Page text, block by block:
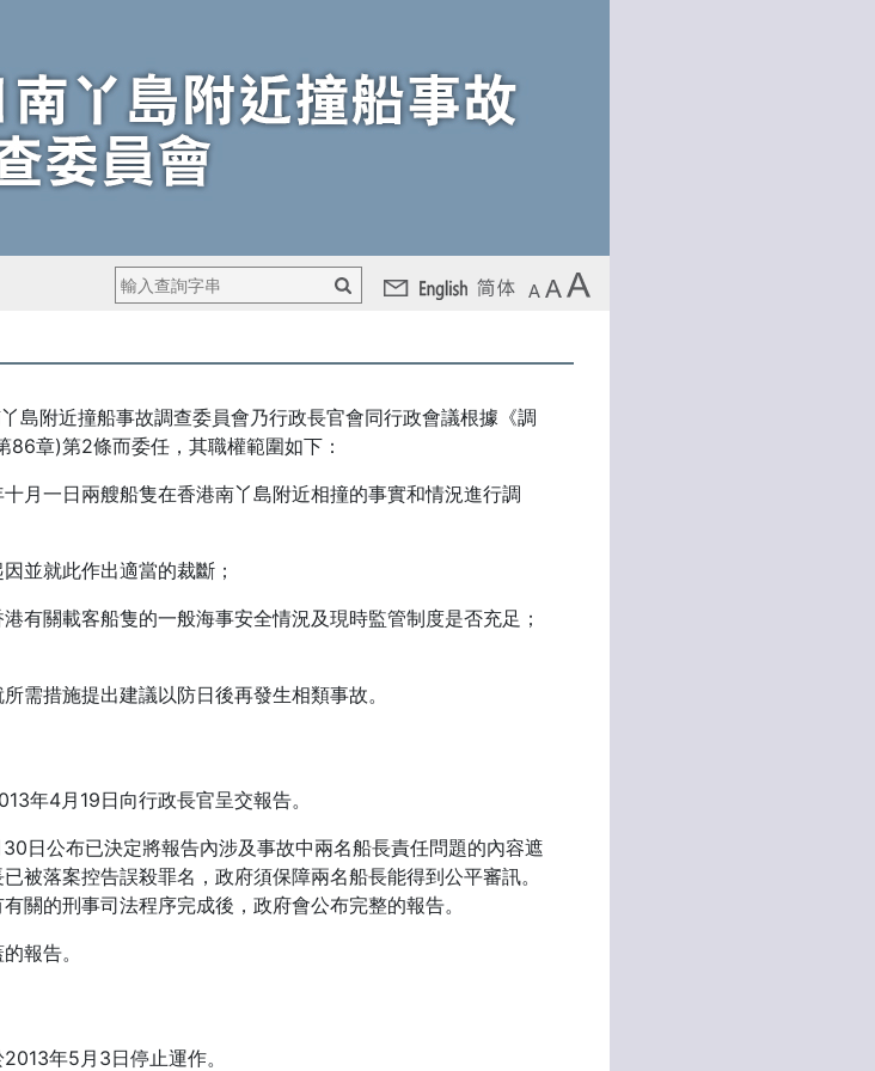
島附近撞船事故調查委員會乃行政長官會同行政會議根據《調
86章)第2條而委任，其職權範圍如下：
月一日兩艘船隻在香港南丫島附近相撞的事實和情況進行調
並就此作出適當的裁斷；
有關載客船隻的一般海事安全情況及現時監管制度是否充足；
需措施提出建議以防日後再發生相類事故。
年4月19日向行政長官呈交報告。
日公布已決定將報告內涉及事故中兩名船長責任問題的內容遮
被落案控告誤殺罪名，政府須保障兩名船長能得到公平審訊。
關的刑事司法程序完成後，政府會公布完整的報告。
報告。
年5月3日停止運作。